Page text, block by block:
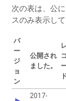
次の表は、公
スのみ表示して
バ
ー
ジ
ョ
ン
公開され
ました。
コ
2017-